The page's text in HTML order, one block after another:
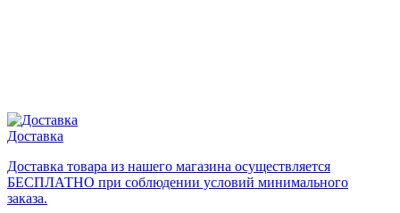
Доставка
Доставка товара из нашего магазина осуществляется
БЕСПЛАТНО при соблюдении условий минимального
заказа.